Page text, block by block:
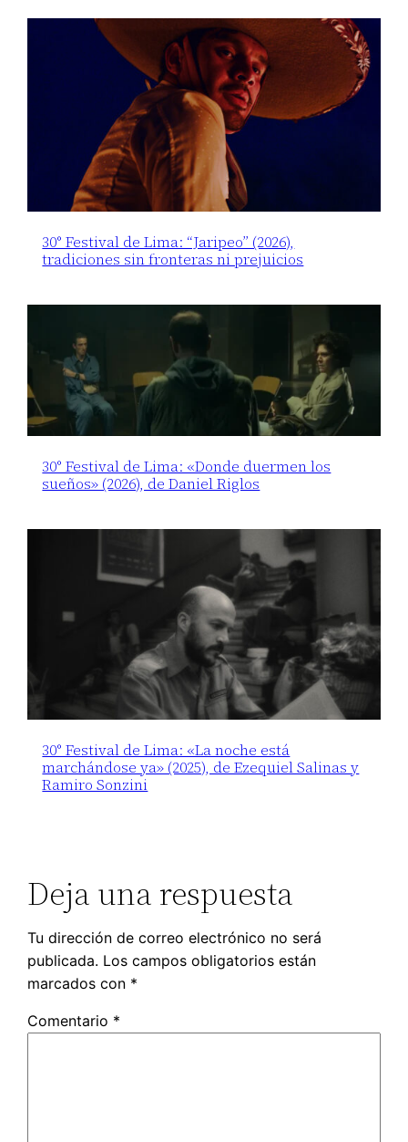
30° Festival de Lima: “Jaripeo” (2026),
tradiciones sin fronteras ni prejuicios
30° Festival de Lima: «Donde duermen los
sueños» (2026), de Daniel Riglos
30° Festival de Lima: «La noche está
marchándose ya» (2025), de Ezequiel Salinas y
Ramiro Sonzini
Deja una respuesta
Tu dirección de correo electrónico no será
publicada. Los campos obligatorios están
marcados con *
Comentario *